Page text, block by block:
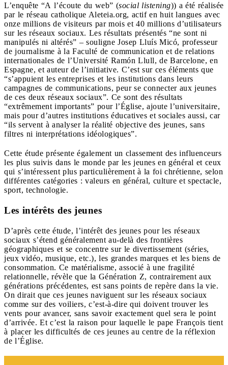
L’enquête “A l’écoute du web” (social listening)) a été réalisée
par le réseau catholique Aleteia.org, actif en huit langues avec
onze millions de visiteurs par mois et 40 millions d’utilisateurs
sur les réseaux sociaux. Les résultats présentés “ne sont ni
manipulés ni altérés” – souligne Josep Lluís Micó, professeur
de journalisme à la Faculté de communication et de relations
internationales de l’Université Ramón Llull, de Barcelone, en
Espagne, et auteur de l’initiative. C’est sur ces éléments que
“s’appuient les entreprises et les institutions dans leurs
campagnes de communications, peur se connecter aux jeunes
de ces deux réseaux sociaux”. Ce sont des résultats
“extrêmement importants” pour l’Église, ajoute l’universitaire,
mais pour d’autres institutions éducatives et sociales aussi, car
“ils servent à analyser la réalité objective des jeunes, sans
filtres ni interprétations idéologiques”.
Cette étude présente également un classement des influenceurs
les plus suivis dans le monde par les jeunes en général et ceux
qui s’intéressent plus particulièrement à la foi chrétienne, selon
différentes catégories : valeurs en général, culture et spectacle,
sport, technologie.
Les intérêts des jeunes
D’après cette étude, l’intérêt des jeunes pour les réseaux
sociaux s’étend généralement au-delà des frontières
géographiques et se concentre sur le divertissement (séries,
jeux vidéo, musique, etc.), les grandes marques et les biens de
consommation. Ce matérialisme, associé à une fragilité
relationnelle, révèle que la Génération Z, contrairement aux
générations précédentes, est sans points de repère dans la vie.
On dirait que ces jeunes naviguent sur les réseaux sociaux
comme sur des voiliers, c’est-à-dire qui doivent trouver les
vents pour avancer, sans savoir exactement quel sera le point
d’arrivée. Et c’est la raison pour laquelle le pape François tient
à placer les difficultés de ces jeunes au centre de la réflexion
de l’Église.